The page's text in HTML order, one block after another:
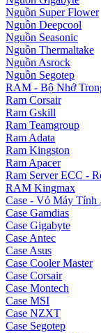
Nguồn Super Flower
Nguồn Deepcool
Nguồn Seasonic
Nguồn Thermaltake
Nguồn Asrock
Nguồn Segotep
RAM - Bộ Nhớ
Ram Corsair
Ram Gskill
Ram Teamgroup
Ram Adata
Ram Kingston
Ram Apacer
Ram Server ECC -
RAM Kingmax
Case - Vỏ Máy Tính
Case Gamdias
Case Gigabyte
Case Antec
Case Asus
Case Cooler Master
Case Corsair
Case Montech
Case MSI
Case NZXT
Case Segotep